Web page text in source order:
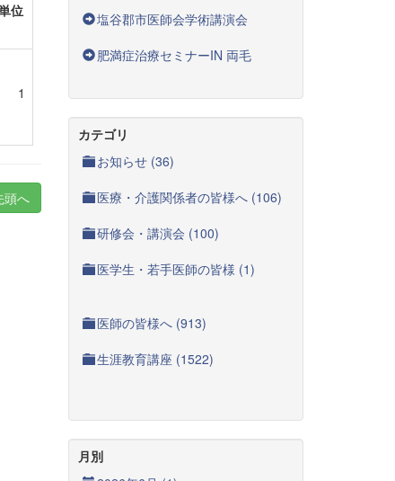
位
1
頭へ
塩谷郡市医師会学術講演会
肥満症治療セミナーIN 両毛
カテゴリ
お知らせ (36)
医療・介護関係者の皆様へ (106)
研修会・講演会 (100)
医学生・若手医師の皆様 (1)
医師の皆様へ (913)
生涯教育講座 (1522)
月別